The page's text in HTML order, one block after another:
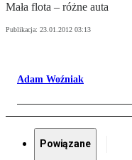
Mała flota – różne auta
Publikacja: 23.01.2012 03:13
Adam Woźniak
Powiązane